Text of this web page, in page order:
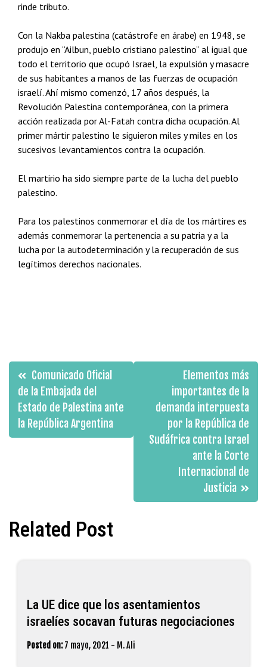
rinde tributo.
Con la Nakba palestina (catástrofe en árabe) en 1948, se
produjo en “Ailbun, pueblo cristiano palestino” al igual que
todo el territorio que ocupó Israel, la expulsión y masacre
de sus habitantes a manos de las fuerzas de ocupación
israelí. Ahí mismo comenzó, 17 años después, la
Revolución Palestina contemporánea, con la primera
acción realizada por Al-Fatah contra dicha ocupación. Al
primer mártir palestino le siguieron miles y miles en los
sucesivos levantamientos contra la ocupación.
El martirio ha sido siempre parte de la lucha del pueblo
palestino.
Para los palestinos conmemorar el día de los mártires es
además conmemorar la pertenencia a su patria y a la
lucha por la autodeterminación y la recuperación de sus
legítimos derechos nacionales.
Navegación
de
entradas
Comunicado Oficial
de la Embajada del
Estado de Palestina ante
la República Argentina
Elementos más
importantes de la
demanda interpuesta
por la República de
Sudáfrica contra Israel
ante la Corte
Internacional de
Justicia
Related Post
La UE dice que los asentamientos
israelíes socavan futuras negociaciones
Posted on: 7 mayo, 2021 - M. Ali